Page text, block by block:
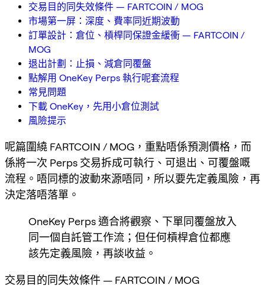
交易目的同失效條件 — FARTCOIN / MOG
市場第一屏：深度、費率同近期波動
訂單設計：倉位、槓桿同保證金緩衝 — FARTCOIN /
MOG
退出計劃：止損、減倉同覆盤
點解用 OneKey Perps 執行呢套流程
常見問題
下載 OneKey，先用小倉位測試
風險提示
呢篇圍繞 FARTCOIN / MOG，重點唔係預測價格，而
係將一次 Perps 交易拆成可執行、可退出、可覆盤嘅
流程。唔同標的波動來源唔同，所以要先定義風險，再
決定落唔落單。
OneKey Perps 適合將觀察、下單同覆盤放入
同一個自託管工作流；但任何槓桿倉位都應
該先定義風險，再談收益。
交易目的同失效條件 — FARTCOIN / MOG